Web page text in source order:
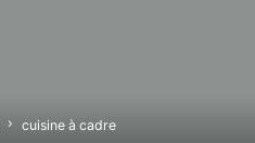
cuisine à cadre